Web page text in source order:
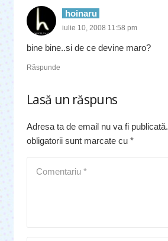
hoinaru
iulie 10, 2008 11:58 pm
bine bine..si de ce devine maro?
Răspunde
Lasă un răspuns
Adresa ta de email nu va fi publicată.
obligatorii sunt marcate cu *